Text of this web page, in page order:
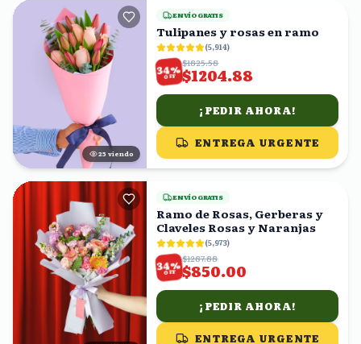
24 viendo
ENVÍO GRATIS
Tulipanes y rosas en ramo
(5,914)
34%
OFF
$1825.58
$1204.88
¡PEDIR AHORA!
ENTREGA URGENTE
ENVÍO GRATIS
Ramo de Rosas, Gerberas y
Claveles Rosas y Naranjas
(5,973)
34%
OFF
$1287.88
$850.00
¡PEDIR AHORA!
ENTREGA URGENTE